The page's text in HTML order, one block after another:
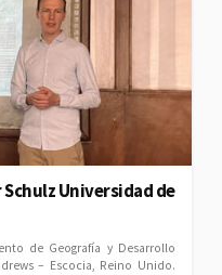
Schulz Universidad de
de Geografía y Desarrollo
– Escocia, Reino Unido.